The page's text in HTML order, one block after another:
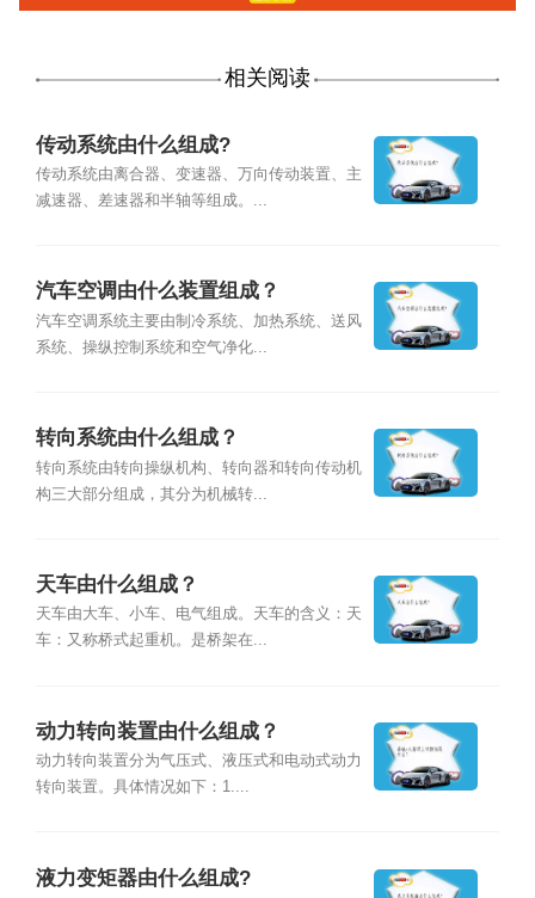
相关阅读
传动系统由什么组成?
传动系统由离合器、变速器、万向传动装置、主
减速器、差速器和半轴等组成。...
汽车空调由什么装置组成？
汽车空调系统主要由制冷系统、加热系统、送风
系统、操纵控制系统和空气净化...
转向系统由什么组成？
转向系统由转向操纵机构、转向器和转向传动机
构三大部分组成，其分为机械转...
天车由什么组成？
天车由大车、小车、电气组成。天车的含义：天
车：又称桥式起重机。是桥架在...
动力转向装置由什么组成？
动力转向装置分为气压式、液压式和电动式动力
转向装置。具体情况如下：1....
液力变矩器由什么组成?